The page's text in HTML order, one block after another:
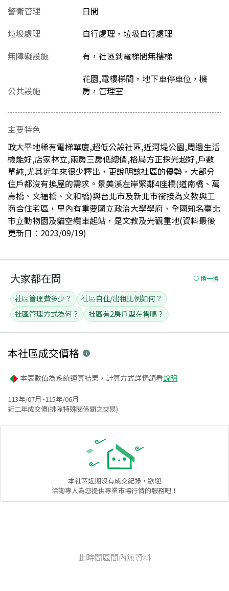
警衛管理
日間
垃圾處理
自行處理，垃圾自行處理
無障礙設施
有，社區到電梯間無樓梯
公共設施
花園,電樓梯間，地下車停車位，機
房，管理室
主要特色
政大平地稀有電梯華廈,超低公設社區,近河堤公園,周邊生活
機能好,店家林立,兩房三房低總價,格局方正採光超好,戶數
單純,尤其近年來很少釋出，更說明該社區的優勢，大部分
住戶都沒有換屋的需求。景美溪左岸緊鄰4座橋(道南橋、萬
壽橋、文福橋、文和橋)與台北市及新北市銜接為文教與工
商合住宅區，里內有重要國立政治大學學府、全國知名臺北
市立動物園及貓空纜車起站，是文教及光觀重地(資料最後
更新日：2023/09/19)
大家都在問 換一換
社區管理費多少？
社區自住/出租比例如何？
社區管理方式為何？
社區有2房戶型在售嗎？
本社區成交價格
本表數值為系統運算結果，計算方式詳情請看說明
113年/07月~115年/06月
近二年成交價(排除特殊關係間之交易)
本社區近期沒有成交紀錄，歡迎
洽詢專人為您提供專業市場行情的服務吧！
此時間區間內無資料